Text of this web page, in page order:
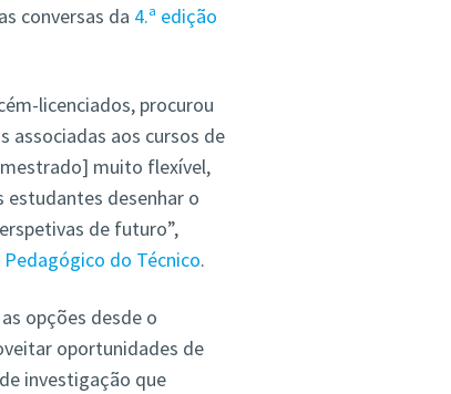
conversas da 4.ª edição
licenciados, procurou
associadas aos cursos de
muito flexível,
desenhar o
de futuro”,
Pedagógico do Técnico.
opções desde o
oportunidades de
investigação que